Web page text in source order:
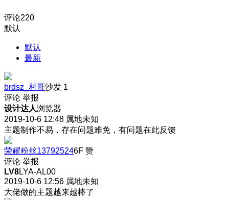
评论220
默认
默认
最新
brdsz_村哥沙发 1
评论 举报
设计达人浏览器
2019-10-6 12:48 属地未知
主题制作不易，存在问题难免，有问题在此反馈
荣耀粉丝137925246F 赞
评论 举报
LV8LYA-AL00
2019-10-6 12:56 属地未知
大佬做的主题越来越棒了